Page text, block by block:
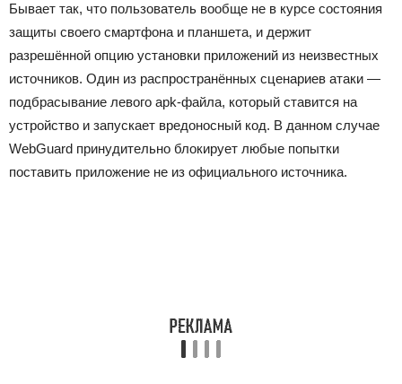
Бывает так, что пользователь вообще не в курсе состояния
защиты своего смартфона и планшета, и держит
разрешённой опцию установки приложений из неизвестных
источников. Один из распространённых сценариев атаки —
подбрасывание левого apk-файла, который ставится на
устройство и запускает вредоносный код. В данном случае
WebGuard принудительно блокирует любые попытки
поставить приложение не из официального источника.